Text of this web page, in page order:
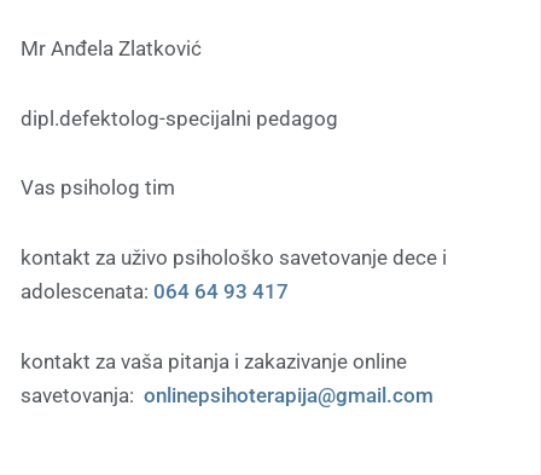
Mr Anđela Zlatković
dipl.defektolog-specijalni pedagog
Vas psiholog tim
kontakt za uživo psihološko savetovanje dece i
adolescenata: 064 64 93 417
kontakt za vaša pitanja i zakazivanje online
savetovanja: onlinepsihoterapija@gmail.com